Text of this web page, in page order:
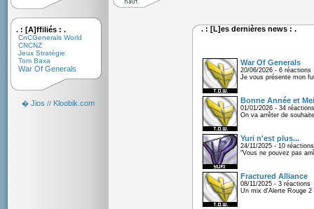
. : [A]ffiliés : .
CnCGenerals World
CNCNZ
Jeux Stratégie
Tom Baxa
War Of Generals
� Jios // Kloobik.com
. : [L]es dernières news : .
War Of Generals
20/06/2026 - 6 réactions
Je vous présente mon
Bonne Année et
01/01/2026 - 34 réactions
On va arrêter de
Yuri n'est plus...
24/11/2025 - 10 réactions
"Vous ne pouvez pas
Fractured Alliance
08/11/2025 - 3 réactions
Un mix d'Alerte Rouge